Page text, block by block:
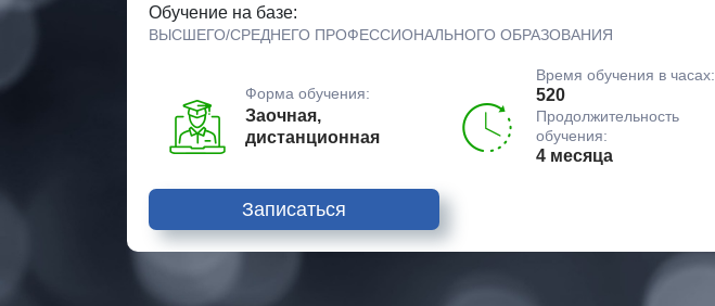
Обучение на базе:
ВЫСШЕГО/СРЕДНЕГО ПРОФЕССИОНАЛЬНОГО ОБРАЗОВАНИЯ
Форма обучения:
Заочная,
дистанционная
Время обучения в часах:
520
Продолжительность
обучения:
4 месяца
Записаться